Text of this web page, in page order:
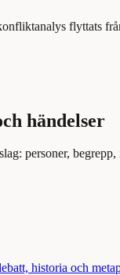
flyttats
händelser
personer,
historia och